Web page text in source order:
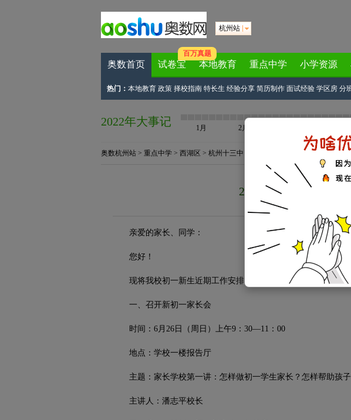
杭州站
奥数首页 试卷宝
百万真题
本地教育 重点中学 小学资源
热门： 本地教育 政策 择校指南 特长生 经验分享 简历制作 面试经验 学区房 分
2022年大事记 1月 2月
奥数杭州站 > 重点中学 > 西湖区 > 杭州十三中
2014届初一新生近期
来源： 本站原创 2011-06-14
亲爱的家长、同学：
您好！
现将我校初一新生近期工作安排通知如下，请您仔细阅读。
一、召开新初一家长会
时间：6月26日（周日）上午9：30—11：00
地点：学校一楼报告厅
主题：家长学校第一讲：怎样做初一学生家长？怎样帮助孩子
主讲人：潘志平校长